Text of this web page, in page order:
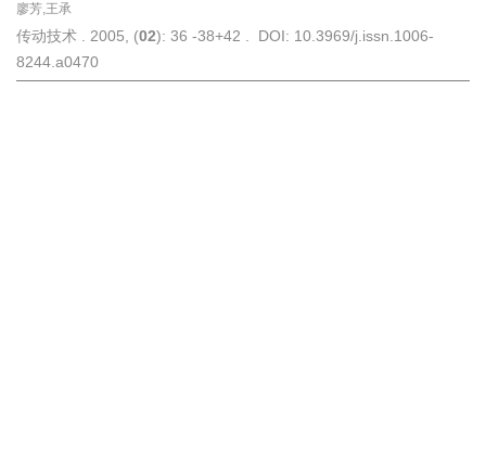
廖芳,王承
传动技术 . 2005, (02): 36 -38+42 . DOI: 10.3969/j.issn.1006-
8244.a0470